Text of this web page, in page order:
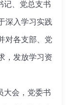
、党总支书
深入学习实践
对各支部、党
，发放学习资
会，党委书